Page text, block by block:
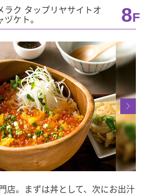
ラク タップリヤサイトオ
ヅケト。
8F
店。まずは丼として、次にお出汁